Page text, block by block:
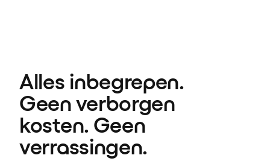
Alles inbegrepen.
Geen verborgen
kosten. Geen
verrassingen.